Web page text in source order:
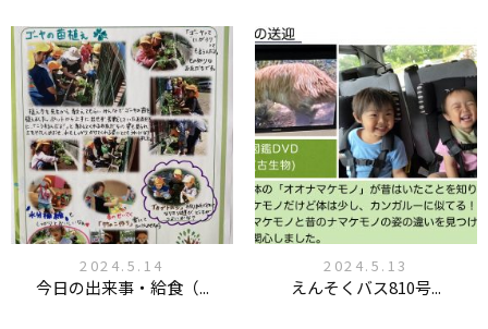
2024.5.14
今日の出来事・給食（...
2024.5.13
えんそくバス810号...